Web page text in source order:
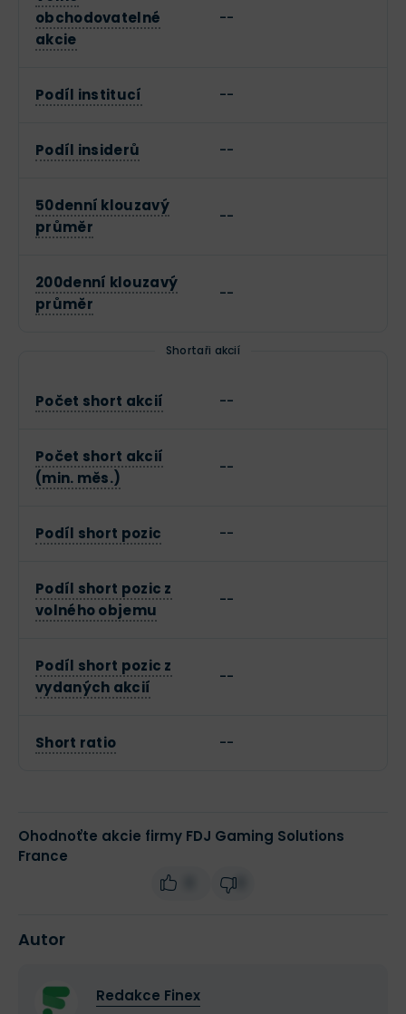
obchodovatelné
akcie
--
Podíl institucí --
Podíl insiderů --
50denní klouzavý
průměr
--
200denní klouzavý
průměr
--
Shortaři akcií
Počet short akcií --
Počet short akcií
(min. měs.)
--
Podíl short pozic --
Podíl short pozic z
volného objemu
--
Podíl short pozic z
vydaných akcií
--
Short ratio --
Ohodnoťte akcie firmy FDJ Gaming Solutions
France
Autor
Redakce Finex